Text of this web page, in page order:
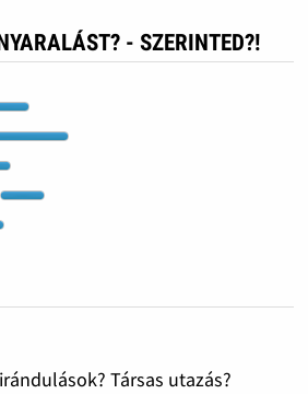
- SZERINTED?!
Társas utazás?